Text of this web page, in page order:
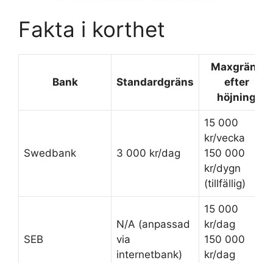
Fakta i korthet
Bank Standardgräns
Maxgräns
efter
höjning
Swedbank 3 000 kr/dag
15 000
kr/vecka
150 000
kr/dygn
(tillfällig)
SEB
N/A (anpassad
via
internetbank)
15 000
kr/dag
150 000
kr/dag